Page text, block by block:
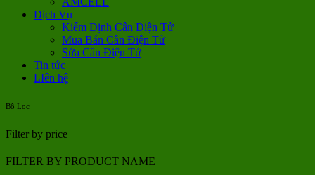
Dịch Vụ
Kiểm Định Cân Điện Tử
Mua Bán Cân Điện Tử
Sửa Cân Điện Tử
Tin tức
LIên hệ
Bộ Lọc
Filter by price
FILTER BY PRODUCT NAME